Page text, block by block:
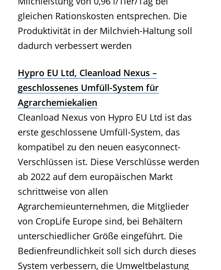
gleichen Rationskosten entsprechen. Die
Produktivität in der Milchvieh-Haltung soll
dadurch verbessert werden
Hypro EU Ltd, Cleanload Nexus –
geschlossenes Umfüll-System für
Agrarchemiekalien
Cleanload Nexus von Hypro EU Ltd ist das
erste geschlossene Umfüll-System, das
kompatibel zu den neuen easyconnect-
Verschlüssen ist. Diese Verschlüsse werden
ab 2022 auf dem europäischen Markt
schrittweise von allen
Agrarchemieunternehmen, die Mitglieder
von CropLife Europe sind, bei Behältern
unterschiedlicher Größe eingeführt. Die
Bedienfreundlichkeit soll sich durch dieses
System verbessern, die Umweltbelastung